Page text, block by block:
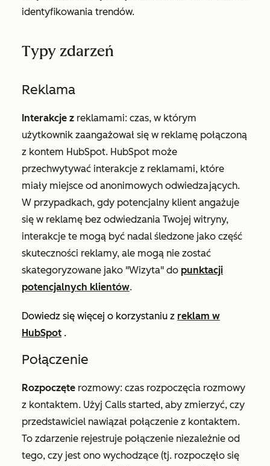
identyfikowania trendów.
Typy zdarzeń
Reklama
Interakcje z reklamami: czas, w którym
użytkownik zaangażował się w reklamę połączoną
z kontem HubSpot. HubSpot może
przechwytywać interakcje z reklamami, które
miały miejsce od anonimowych odwiedzających.
W przypadkach, gdy potencjalny klient angażuje
się w reklamę bez odwiedzania Twojej witryny,
interakcje te mogą być nadal śledzone jako część
skuteczności reklamy, ale mogą nie zostać
skategoryzowane jako "Wizyta" do punktacji
potencjalnych klientów.
Dowiedz się więcej o korzystaniu z reklam w
HubSpot .
Połączenie
Rozpoczęte rozmowy: czas rozpoczęcia rozmowy
z kontaktem. Użyj Calls started, aby zmierzyć, czy
przedstawiciel nawiązał połączenie z kontaktem.
To zdarzenie rejestruje połączenie niezależnie od
tego, czy jest ono wychodzące (tj. rozpoczęło się